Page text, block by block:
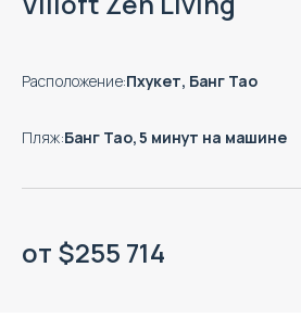
Расположение:Пхукет, Банг Тао
Пляж:Банг Тао, 5 минут на машине
от $255 714